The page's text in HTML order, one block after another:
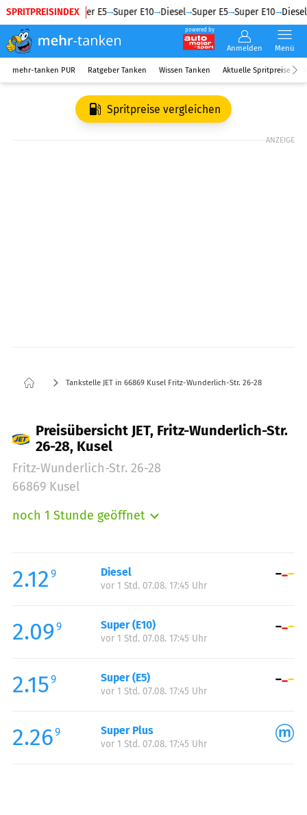
SPRITPREISINDEX
Diesel Super E5 Super E10 Diesel Super E5 Super E10 Diesel
powered by
Anmelden Menü
mehr-tanken PUR Ratgeber Tanken Wissen Tanken Aktuelle Spritpreise
Spritpreise vergleichen
ANZEIGE
Tankstelle JET in 66869 Kusel Fritz-Wunderlich-Str. 26-28
Preisübersicht JET, Fritz-Wunderlich-Str.
26-28, Kusel
Fritz-Wunderlich-Str. 26-28
66869 Kusel
noch 1 Stunde geöffnet
Mittwoch:
05:00-23:00
Donnerstag:
Samstag:
07:00-23:00
Sonntag:
2.12 9 Diesel
vor 1 Std. 07.08. 17:45 Uhr
2.09 9 Super (E10)
vor 1 Std. 07.08. 17:45 Uhr
2.159 Super (E5)
vor 1 Std. 07.08. 17:45 Uhr
2.269 Super Plus
vor 1 Std. 07.08. 17:45 Uhr